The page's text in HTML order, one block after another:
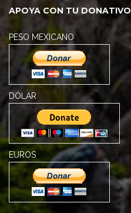
APOYA CON TU DONATIVO
PESO MEXICANO
DÓLAR
EUROS